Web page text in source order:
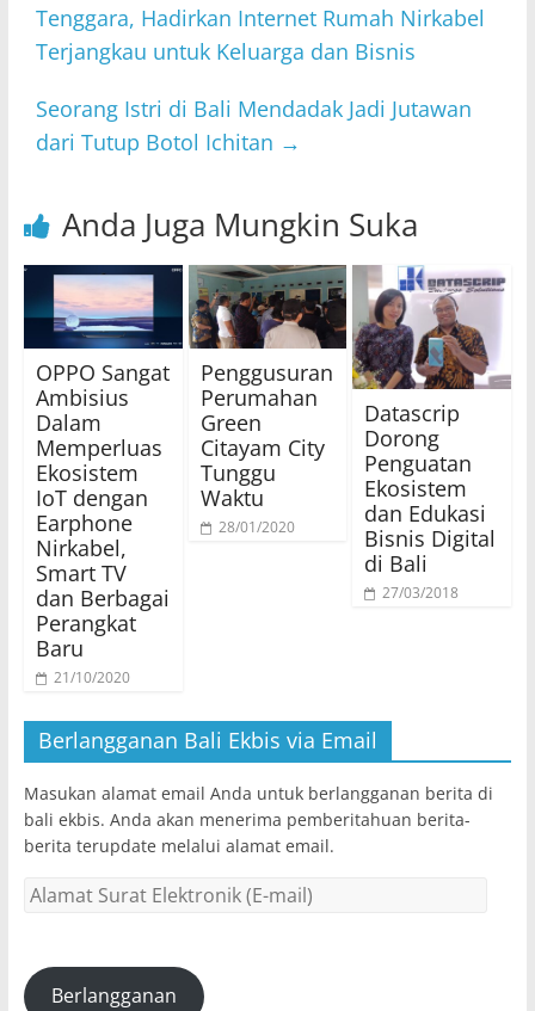
Tenggara, Hadirkan Internet Rumah Nirkabel
Terjangkau untuk Keluarga dan Bisnis
Seorang Istri di Bali Mendadak Jadi Jutawan
dari Tutup Botol Ichitan →
Anda Juga Mungkin Suka
OPPO Sangat
Ambisius
Dalam
Memperluas
Ekosistem
IoT dengan
Earphone
Nirkabel,
Smart TV
dan Berbagai
Perangkat
Baru
21/10/2020
Penggusuran
Perumahan
Green
Citayam City
Tunggu
Waktu
28/01/2020
Datascrip
Dorong
Penguatan
Ekosistem
dan Edukasi
Bisnis Digital
di Bali
27/03/2018
Berlangganan Bali Ekbis via Email
Masukan alamat email Anda untuk berlangganan berita di
bali ekbis. Anda akan menerima pemberitahuan berita-
berita terupdate melalui alamat email.
Alamat
(E-
mail)Berlangganan